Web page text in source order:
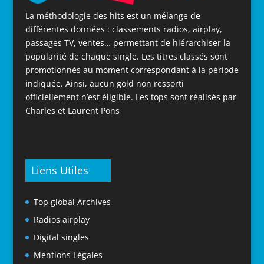
La méthodologie des hits est un mélange de
différentes données : classements radios, airplay,
passages TV, ventes… permettant de hiérarchiser la
popularité de chaque single. Les titres classés sont
promotionnés au moment correspondant à la période
indiquée. Ainsi, aucun gold non ressorti
officiellement n’est éligible. Les tops sont réalisés par
Charles et Laurent Pons
Liens Utiles
Top global Archives
Radios airplay
Digital singles
Mentions Légales